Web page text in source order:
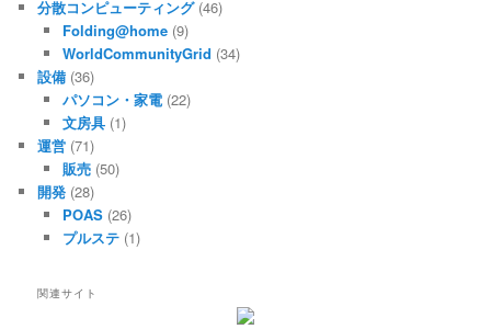
分散コンピューティング(46)
Folding@home(9)
WorldCommunityGrid (34)
設備 (36)
パソコン・家電(22)
文房具(1)
運営 (71)
販売(50)
開発 (28)
POAS(26)
プルステ(1)
関連サイト